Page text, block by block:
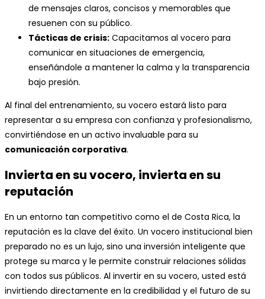
de mensajes claros, concisos y memorables que
resuenen con su público.
Tácticas de crisis: Capacitamos al vocero para
comunicar en situaciones de emergencia,
enseñándole a mantener la calma y la transparencia
bajo presión.
Al final del entrenamiento, su vocero estará listo para
representar a su empresa con confianza y profesionalismo,
convirtiéndose en un activo invaluable para su
comunicación corporativa.
Invierta en su vocero, invierta en su
reputación
En un entorno tan competitivo como el de Costa Rica, la
reputación es la clave del éxito. Un vocero institucional bien
preparado no es un lujo, sino una inversión inteligente que
protege su marca y le permite construir relaciones sólidas
con todos sus públicos. Al invertir en su vocero, usted está
invirtiendo directamente en la credibilidad y el futuro de su